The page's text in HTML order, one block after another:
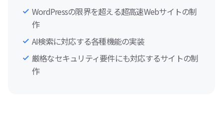
WordPressの限界を超える超高速Webサイトの制
作
AI検索に対応する各種機能の実装
厳格なセキュリティ要件にも対応するサイトの制
作